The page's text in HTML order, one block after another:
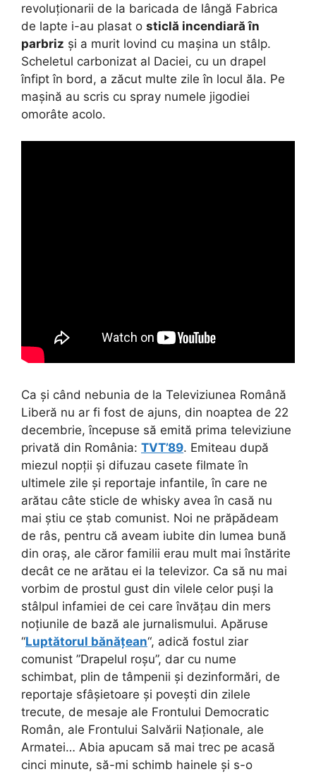
revoluționarii de la baricada de lângă Fabrica
de lapte i-au plasat o sticlă incendiară în
parbriz și a murit lovind cu mașina un stâlp.
Scheletul carbonizat al Daciei, cu un drapel
înfipt în bord, a zăcut multe zile în locul ăla. Pe
mașină au scris cu spray numele jigodiei
omorâte acolo.
Ca și când nebunia de la Televiziunea Română
Liberă nu ar fi fost de ajuns, din noaptea de 22
decembrie, începuse să emită prima televiziune
privată din România: TVT’89. Emiteau după
miezul nopții și difuzau casete filmate în
ultimele zile și reportaje infantile, în care ne
arătau câte sticle de whisky avea în casă nu
mai știu ce ștab comunist. Noi ne prăpădeam
de râs, pentru că aveam iubite din lumea bună
din oraș, ale căror familii erau mult mai înstărite
decât ce ne arătau ei la televizor. Ca să nu mai
vorbim de prostul gust din vilele celor puși la
stâlpul infamiei de cei care învățau din mers
noțiunile de bază ale jurnalismului. Apăruse
“Luptătorul bănățean“, adică fostul ziar
comunist ”Drapelul roșu”, dar cu nume
schimbat, plin de tâmpenii și dezinformări, de
reportaje sfâșietoare și povești din zilele
trecute, de mesaje ale Frontului Democratic
Român, ale Frontului Salvării Naționale, ale
Armatei… Abia apucam să mai trec pe acasă
cinci minute, să-mi schimb hainele și s-o